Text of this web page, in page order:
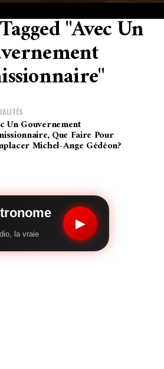
"Avec Un
Un Gouvernement
Que Faire Pour
Michel-Ange Gédéon?
la vraie
▶